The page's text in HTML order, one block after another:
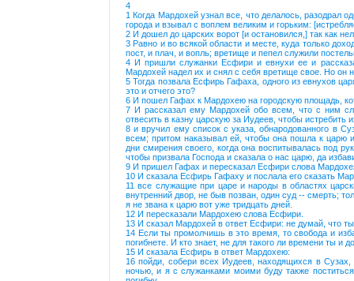
4
1 Когда Мардохей узнал все, что делалось, разодрал
города и взывал с воплем великим и горьким:
2 И дошел до царских ворот [и остановился,] так как
3 Равно и во всякой области и месте, куда только
пост, и плач, и вопль; вретище и пепел служили
4 И пришли служанки Есфири и евнухи ее и
Мардохей надел их и снял с себя вретище свое. Но он
5 Тогда позвала Есфирь Гафаха, одного из евнухов
это и отчего это?
6 И пошел Гафах к Мардохею на городскую площадь,
7 И рассказал ему Мардохей обо всем, что с ним
отвесить в казну царскую за Иудеев, чтобы истребить
8 и вручил ему список с указа, обнародованного в
всем; притом наказывал ей, чтобы она пошла к царю
дни смирения своего, когда она воспитывалась под
чтобы призвала Господа и сказала о нас царю, да
9 И пришел Гафах и пересказал Есфири слова
10 И сказала Есфирь Гафаху и послала его сказать
11 все служащие при царе и народы в областях
внутренний двор, не быв позван, один суд -- смерть;
я не звана к царю вот уже тридцать дней.
12 И пересказали Мардохею слова Есфири.
13 И сказал Мардохей в ответ Есфири: не думай, что
14 Если ты промолчишь в это время, то свобода и
погибнете. И кто знает, не для такого ли времени ты и
15 И сказала Есфирь в ответ Мардохею:
16 пойди, собери всех Иудеев, находящихся в
ночью, и я с служанками моими буду также